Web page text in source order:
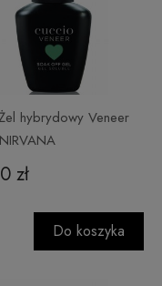
hybrydowy Veneer
zł
Do koszyka